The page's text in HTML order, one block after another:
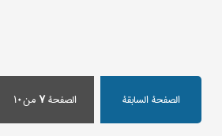
الصفحة السابقة الصفحة۷ من۱۰